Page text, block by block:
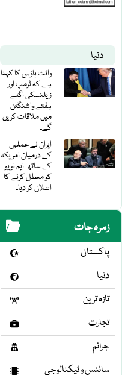
دنیا
وائٹ ہاؤس کا کہنا
ہے کہ ٹرمپ اور
زیلنسکی اگلے
ہفتے واشنگٹن
میں ملاقات کریں
گے۔
ایران نے حملوں
کے درمیان امریکہ
کے ساتھ ایم او یو
کو معطل کرنے کا
اعلان کر دیا۔
زمرہ جات
پاکستان
دنیا
تازہ ترین
تجارت
جرائم
سائنس و ٹیکنالوجی